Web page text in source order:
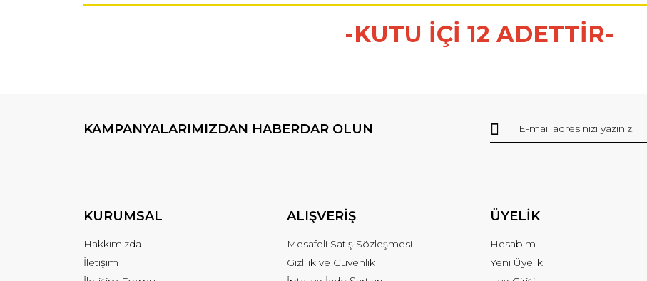
-KUTU İÇİ 12 ADETTİR-
KAMPANYALARIMIZDAN HABERDAR OLUN
KURUMSAL
Hakkımızda
İletişim
ALIŞVERİŞ
Mesafeli Satış Sözleşmesi
Gizlilik ve Güvenlik
ÜYELİK
Hesabım
Yeni Üyelik